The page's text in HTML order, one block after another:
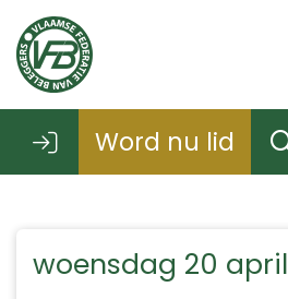
Word nu lid
woensdag 20 april